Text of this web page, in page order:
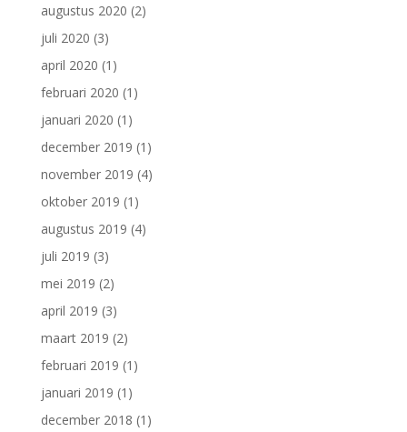
augustus 2020 (2)
juli 2020 (3)
april 2020 (1)
februari 2020 (1)
januari 2020 (1)
december 2019 (1)
november 2019 (4)
oktober 2019 (1)
augustus 2019 (4)
juli 2019 (3)
mei 2019 (2)
april 2019 (3)
maart 2019 (2)
februari 2019 (1)
januari 2019 (1)
december 2018 (1)